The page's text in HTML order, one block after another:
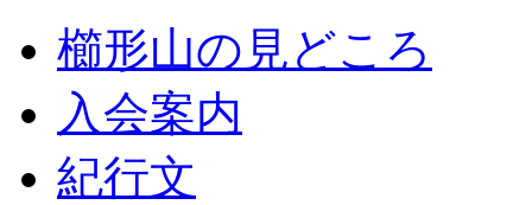
櫛形山の見どころ
入会案内
紀行文